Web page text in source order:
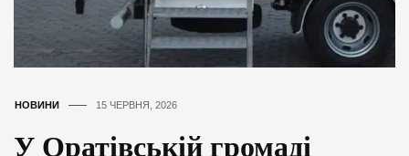
НОВИНИ 15 ЧЕРВНЯ, 2026
У Оратівській громаді